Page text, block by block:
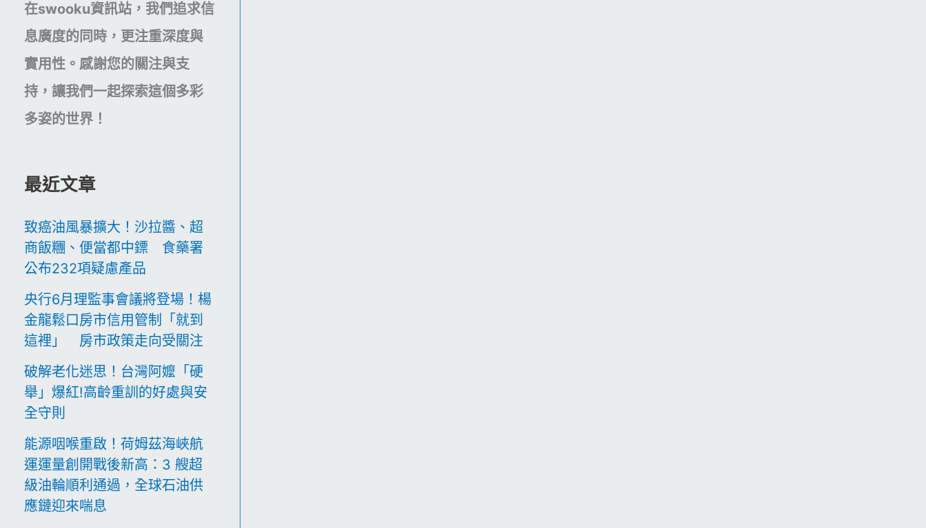
在swooku資訊站，我們追求信
息廣度的同時，更注重深度與
實用性。感謝您的關注與支
持，讓我們一起探索這個多彩
多姿的世界！
最近文章
致癌油風暴擴大！沙拉醬、超
商飯糰、便當都中鏢 食藥署
公布232項疑慮產品
央行6月理監事會議將登場！楊
金龍鬆口房市信用管制「就到
這裡」 房市政策走向受關注
破解老化迷思！台灣阿嬤「硬
舉」爆紅!高齡重訓的好處與安
全守則
能源咽喉重啟！荷姆茲海峽航
運運量創開戰後新高：3 艘超
級油輪順利通過，全球石油供
應鏈迎來喘息